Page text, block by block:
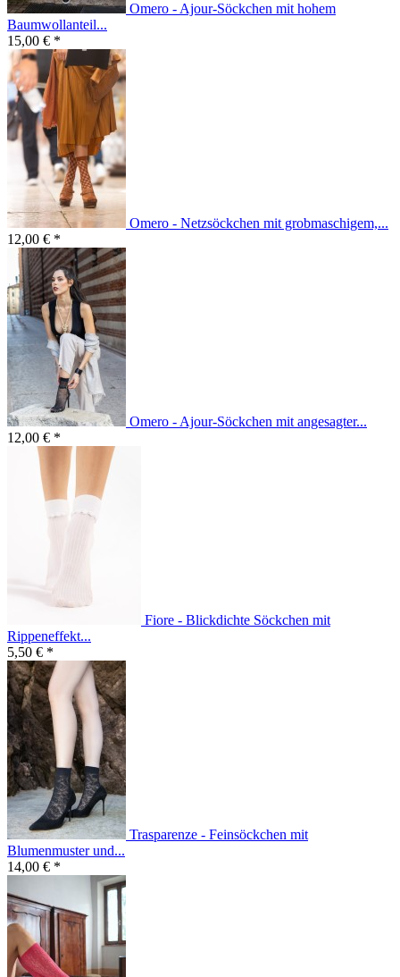
Omero - Ajour-Söckchen mit hohem
Baumwollanteil...
15,00 € *
Omero - Netzsöckchen mit grobmaschigem,...
12,00 € *
Omero - Ajour-Söckchen mit angesagter...
12,00 € *
Fiore - Blickdichte Söckchen mit
Rippeneffekt...
5,50 € *
Trasparenze - Feinsöckchen mit
Blumenmuster und...
14,00 € *